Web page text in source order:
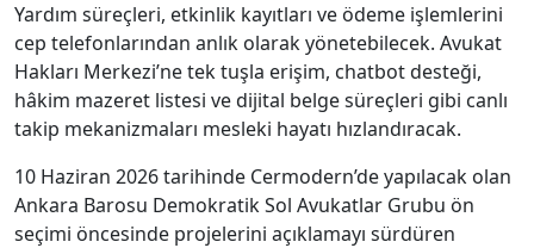
Yardım süreçleri, etkinlik kayıtları ve ödeme işlemlerini
cep telefonlarından anlık olarak yönetebilecek. Avukat
Hakları Merkezi’ne tek tuşla erişim, chatbot desteği,
hâkim mazeret listesi ve dijital belge süreçleri gibi canlı
takip mekanizmaları mesleki hayatı hızlandıracak.
10 Haziran 2026 tarihinde Cermodern’de yapılacak olan
Ankara Barosu Demokratik Sol Avukatlar Grubu ön
seçimi öncesinde projelerini açıklamayı sürdüren